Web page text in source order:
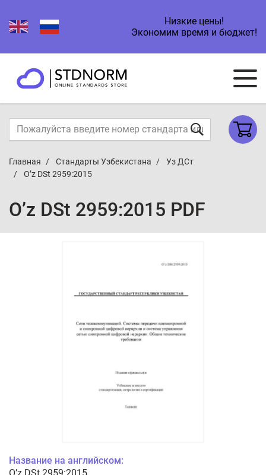
Низкие цены!
Экономим время и бюджет!
Главная Стандарты Узбекистана
Уз ДСт
O’z DSt 2959:2015
O’z DSt 2959:2015 PDF
Название на английском: